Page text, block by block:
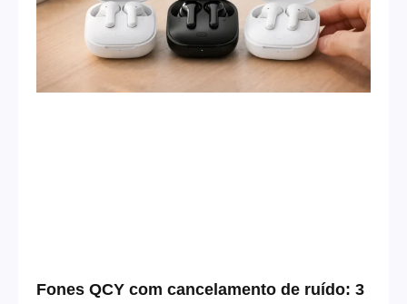
Fones QCY com cancelamento de ruído: 3